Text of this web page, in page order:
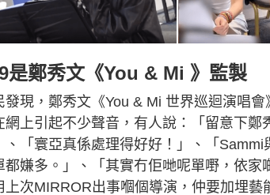
是鄭秀文《You & Mi 》監製
發現，鄭秀文《You & Mi 世界巡迴演唱
網上引起不少聲音，有人說：「留意下
、「寰亞真係處理得好好！」、「
都嫌多。」、「其實冇佢哋呢單嘢，依
上次MIRROR出事嗰個導演，仲要加埋